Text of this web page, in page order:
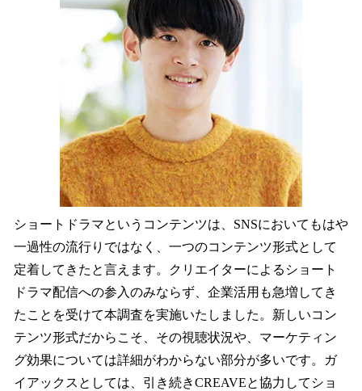
ショートドラマというコンテンツは、SNSにおいてもはや
一過性の流行りではなく、一つのコンテンツ形式として
定着してきたと言えます。クリエイターによるショート
ドラマ配信への参入のみならず、企業活用も急増してき
たことを受けて本調査を実施いたしました。新しいコン
テンツ形式だからこそ、その視聴状況や、マーケティン
グ効果については詳細がわからない部分が多いです。ガ
イアックスとしては、引き続きCREAVEと協力してショ